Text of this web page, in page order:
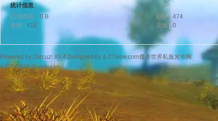
统计信息
已用空间
0 B 积分
474
金钱
416 贡献 0
Powered by Discuz! X3.4 Designed by & 27wow.com魔兽世界私服发布网
© 2001-2025Comsenz Inc.